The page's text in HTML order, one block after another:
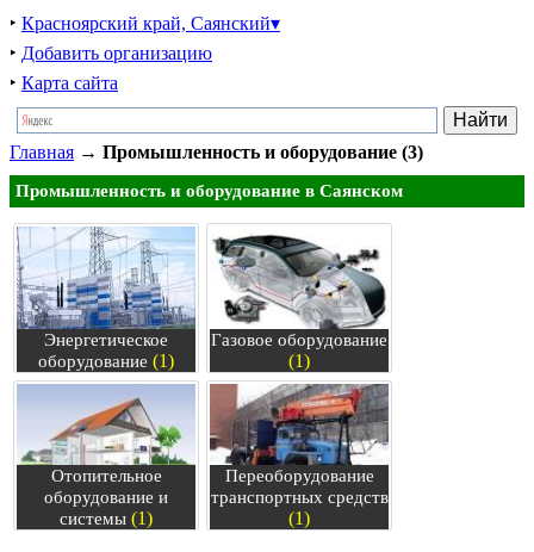
‣ Красноярский край, Саянский▾
‣ Добавить организацию
‣ Карта сайта
Главная → Промышленность и оборудование (3)
Промышленность и оборудование в Саянском
Энергетическое
оборудование (1)
Газовое оборудование
(1)
Отопительное
оборудование и
системы (1)
Переоборудование
транспортных средств
(1)